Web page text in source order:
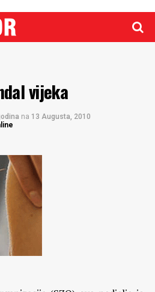
vijeka
na 13 Augusta, 2010